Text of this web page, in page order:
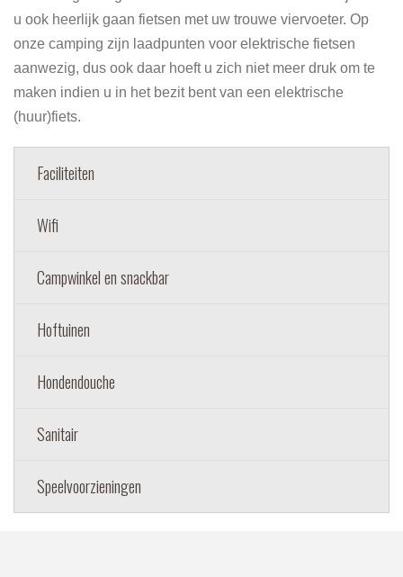
u ook heerlijk gaan fietsen met uw trouwe viervoeter. Op
onze camping zijn laadpunten voor elektrische fietsen
aanwezig, dus ook daar hoeft u zich niet meer druk om te
maken indien u in het bezit bent van een elektrische
(huur)fiets.
Faciliteiten
Wifi
Campwinkel en snackbar
Hoftuinen
Hondendouche
Sanitair
Speelvoorzieningen